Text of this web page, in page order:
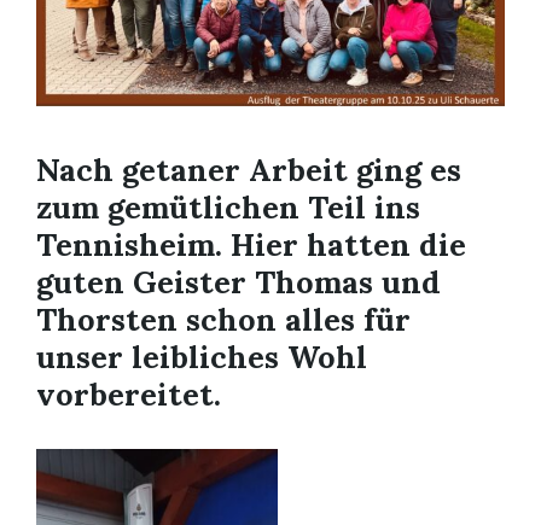
Nach getaner Arbeit ging es
zum gemütlichen Teil ins
Tennisheim. Hier hatten die
guten Geister Thomas und
Thorsten schon alles für
unser leibliches Wohl
vorbereitet.